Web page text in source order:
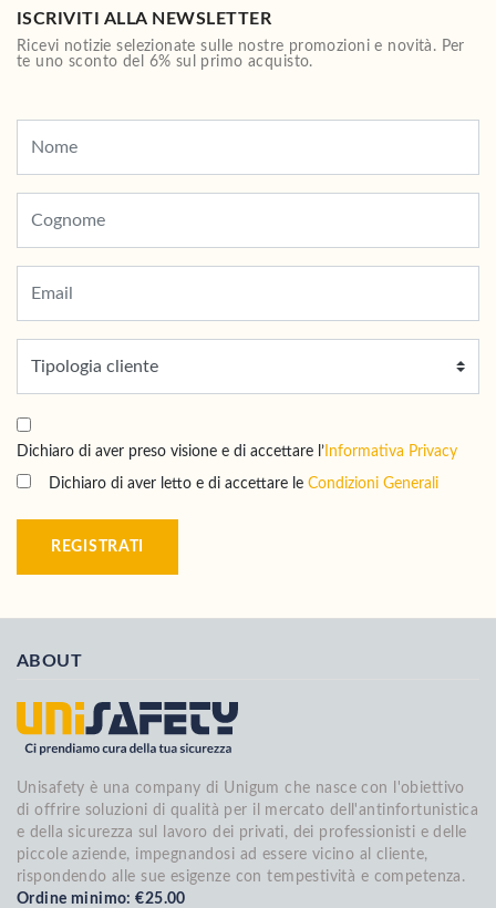
ISCRIVITI ALLA NEWSLETTER
Ricevi notizie selezionate sulle nostre promozioni e novità. Per
te uno sconto del 6% sul primo acquisto.
Dichiaro di aver preso visione e di accettare l’ Informativa Privacy
Dichiaro di aver letto e di accettare le Condizioni Generali
REGISTRATI
ABOUT
Unisafety è una company di Unigum che nasce con l'obiettivo
di offrire soluzioni di qualità per il mercato dell'antinfortunistica
e della sicurezza sul lavoro dei privati, dei professionisti e delle
piccole aziende, impegnandosi ad essere vicino al cliente,
rispondendo alle sue esigenze con tempestività e competenza.
Ordine minimo: €25.00